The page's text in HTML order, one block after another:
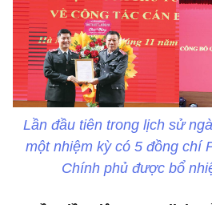
Lần đầu tiên trong lịch sử
một nhiệm kỳ có 5 đồng chí
Chính phủ được bổ